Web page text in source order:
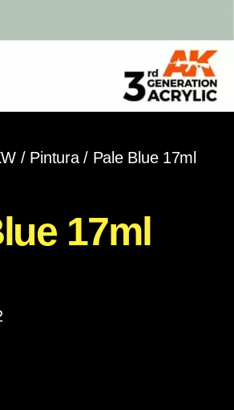
/ Pintura/ Pale Blue 17ml
17ml